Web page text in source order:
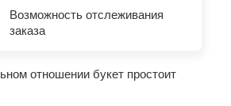
Возможность отслеживания
заказа
отношении букет простоит